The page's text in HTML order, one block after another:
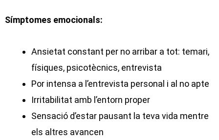
Símptomes emocionals:
Ansietat constant per no arribar a tot: temari,
físiques, psicotècnics, entrevista
Por intensa a l’entrevista personal i al no apte
Irritabilitat amb l’entorn proper
Sensació d’estar pausant la teva vida mentre
els altres avancen